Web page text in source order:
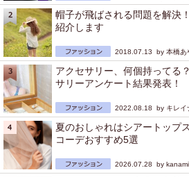
帽子が飛ばされる問題を解決
紹介します
2018.07.13 by 本橋あ
アクセサリー、何個持ってる
サリーアンケート結果発表！
2022.08.18 by キレイ
夏のおしゃれはシアートップ
コーデおすすめ5選
2026.07.28 by kanami